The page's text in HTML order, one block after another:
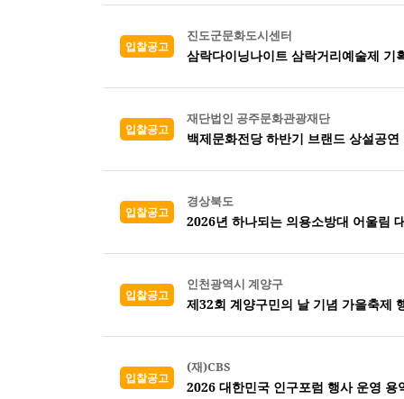
입찰공고
진도군문화도시센터
삼락다이닝나이트 삼락거리예술제 기
입찰공고
재단법인 공주문화관광재단
백제문화전당 하반기 브랜드 상설공
입찰공고
경상북도
2026년 하나되는 의용소방대 어울림
입찰공고
인천광역시 계양구
제32회 계양구민의 날 기념 가을축제
입찰공고
(재)CBS
2026 대한민국 인구포럼 행사 운영 용